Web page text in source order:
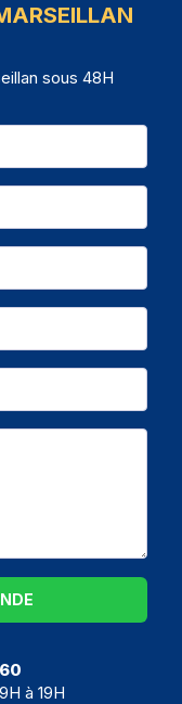
sous 48H
à 19H